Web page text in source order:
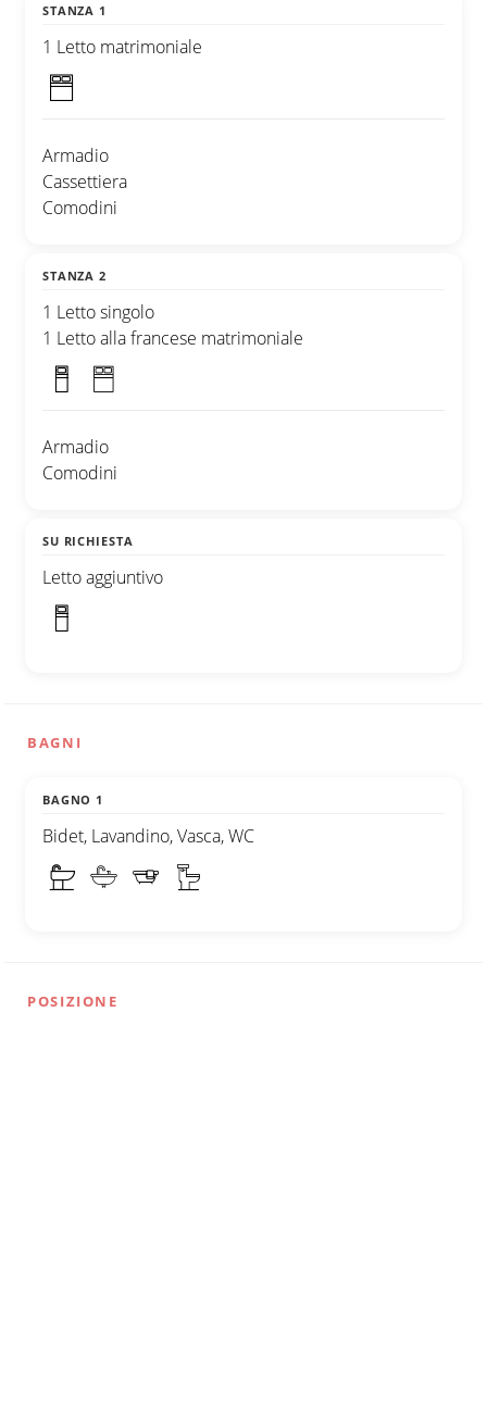
STANZA 1
1 Letto matrimoniale
Armadio
Cassettiera
Comodini
STANZA 2
1 Letto singolo
1 Letto alla francese matrimoniale
Armadio
Comodini
SU RICHIESTA
Letto aggiuntivo
BAGNI
BAGNO 1
Bidet, Lavandino, Vasca, WC
POSIZIONE